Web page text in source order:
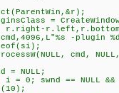
=
r.left,r.bottom-
-plugin
cmd,
= NULL;
swnd == NULL &&